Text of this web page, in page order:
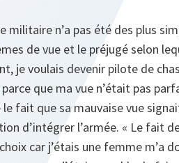
n’a pas été des plus
de vue et le préjugé selon
je voulais devenir pilote de
que ma vue n’était pas
fait que sa mauvaise vue
d’intégrer l’armée. « Le fait
car j’étais une femme m’a